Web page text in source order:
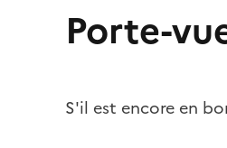
Porte-
S'il est encore en